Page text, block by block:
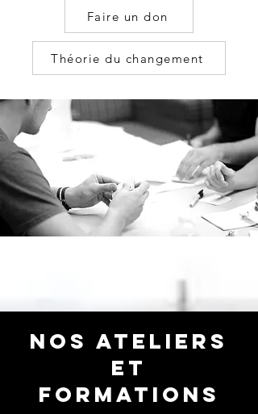
Faire un don
Théorie du changement
NOS ATELIERS
et
FORMATIONS